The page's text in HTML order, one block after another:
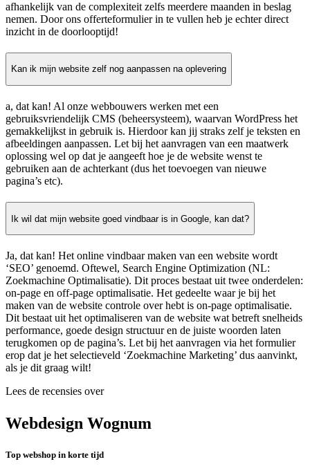
afhankelijk van de complexiteit zelfs meerdere maanden in beslag
nemen. Door ons offerteformulier in te vullen heb je echter direct
inzicht in de doorlooptijd!
Kan ik mijn website zelf nog aanpassen na oplevering
a, dat kan! Al onze webbouwers werken met een
gebruiksvriendelijk CMS (beheersysteem), waarvan WordPress het
gemakkelijkst in gebruik is. Hierdoor kan jij straks zelf je teksten en
afbeeldingen aanpassen. Let bij het aanvragen van een maatwerk
oplossing wel op dat je aangeeft hoe je de website wenst te
gebruiken aan de achterkant (dus het toevoegen van nieuwe
pagina’s etc).
Ik wil dat mijn website goed vindbaar is in Google, kan dat?
Ja, dat kan! Het online vindbaar maken van een website wordt
‘SEO’ genoemd. Oftewel, Search Engine Optimization (NL:
Zoekmachine Optimalisatie). Dit proces bestaat uit twee onderdelen:
on-page en off-page optimalisatie. Het gedeelte waar je bij het
maken van de website controle over hebt is on-page optimalisatie.
Dit bestaat uit het optimaliseren van de website wat betreft snelheids
performance, goede design structuur en de juiste woorden laten
terugkomen op de pagina’s. Let bij het aanvragen via het formulier
erop dat je het selectieveld ‘Zoekmachine Marketing’ dus aanvinkt,
als je dit graag wilt!
Lees de recensies over
Webdesign Wognum
Top webshop in korte tijd